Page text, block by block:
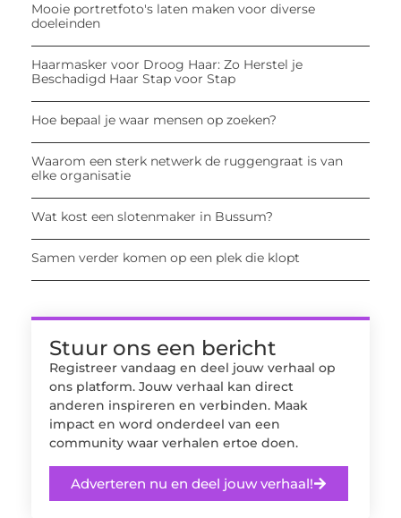
Mooie portretfoto's laten maken voor diverse
doeleinden
Haarmasker voor Droog Haar: Zo Herstel je
Beschadigd Haar Stap voor Stap
Hoe bepaal je waar mensen op zoeken?
Waarom een sterk netwerk de ruggengraat is van
elke organisatie
Wat kost een slotenmaker in Bussum?
Samen verder komen op een plek die klopt
Stuur ons een bericht
Registreer vandaag en deel jouw verhaal op
ons platform. Jouw verhaal kan direct
anderen inspireren en verbinden. Maak
impact en word onderdeel van een
community waar verhalen ertoe doen.
Adverteren nu en deel jouw verhaal!